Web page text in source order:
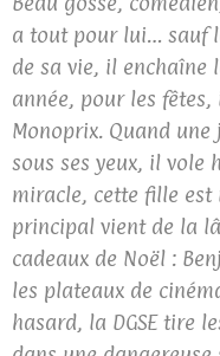
a tout pour lui… sauf
de sa vie, il enchaîne
année, pour les
Monoprix. Quand
sous ses yeux, il vole
miracle, cette fille
principal vient de la
cadeaux de Noël :
les plateaux de
hasard, la DGSE tire